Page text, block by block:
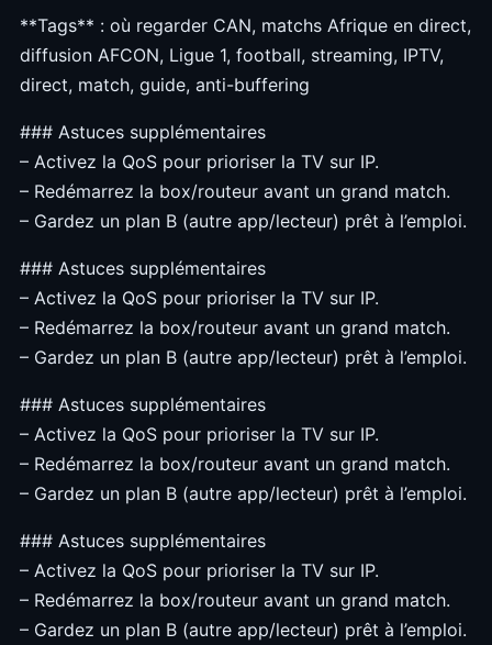
**Tags** : où regarder CAN, matchs Afrique en direct,
diffusion AFCON, Ligue 1, football, streaming, IPTV,
direct, match, guide, anti-buffering
### Astuces supplémentaires
– Activez la QoS pour prioriser la TV sur IP.
– Redémarrez la box/routeur avant un grand match.
– Gardez un plan B (autre app/lecteur) prêt à l’emploi.
### Astuces supplémentaires
– Activez la QoS pour prioriser la TV sur IP.
– Redémarrez la box/routeur avant un grand match.
– Gardez un plan B (autre app/lecteur) prêt à l’emploi.
### Astuces supplémentaires
– Activez la QoS pour prioriser la TV sur IP.
– Redémarrez la box/routeur avant un grand match.
– Gardez un plan B (autre app/lecteur) prêt à l’emploi.
### Astuces supplémentaires
– Activez la QoS pour prioriser la TV sur IP.
– Redémarrez la box/routeur avant un grand match.
– Gardez un plan B (autre app/lecteur) prêt à l’emploi.